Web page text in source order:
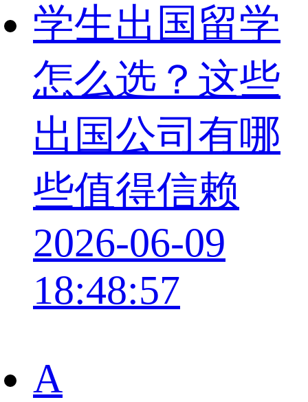
学生出国留学
怎么选？这些
出国公司有哪
些值得信赖
2026-06-09
18:48:57
A